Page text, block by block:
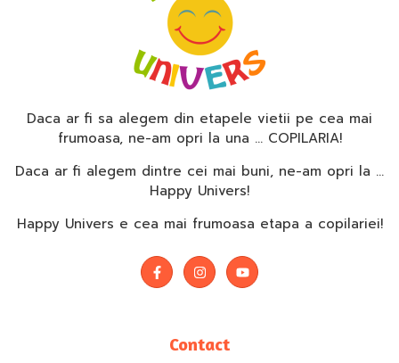
Daca ar fi sa alegem din etapele vietii pe cea mai
frumoasa, ne-am opri la una … COPILARIA!
Daca ar fi alegem dintre cei mai buni, ne-am opri la …
Happy Univers!
Happy Univers e cea mai frumoasa etapa a copilariei!
Contact